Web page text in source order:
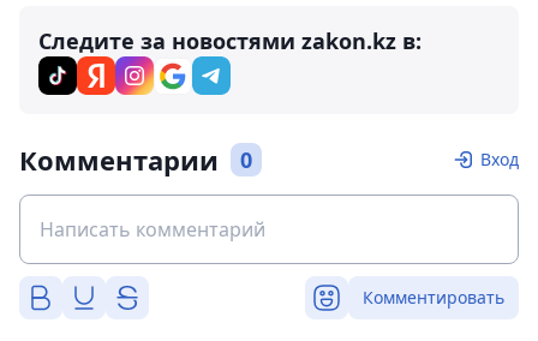
Следите за новостями zakon.kz в:
Комментарии 0 Вход
Комментировать